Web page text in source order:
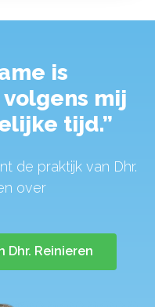
is
mij
tijd.”
de praktijk van Dhr.
over
Dhr. Reinieren